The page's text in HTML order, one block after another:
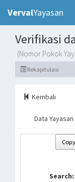
VervalYayasan
Verifikasi
(Nomor Pokok
Rekapitulasi
Kembali
Data
Copy
Search: